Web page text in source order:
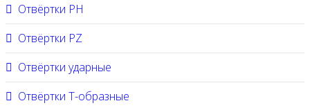
Отвёртки PH
Отвёртки PZ
Отвёртки ударные
Отвёртки Т-образные